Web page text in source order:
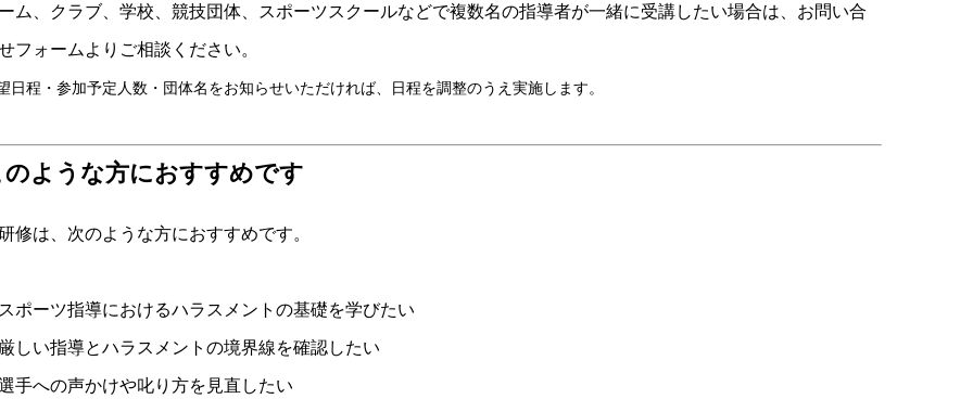
ム、クラブ、学校、競技団体、スポーツスクールなどで複数名の指導者が一緒に受講したい場合は、お問い合
フォームよりご相談ください。
日程・参加予定人数・団体名をお知らせいただければ、日程を調整のうえ実施します。
のような方におすすめです
修は、次のような方におすすめです。
スポーツ指導におけるハラスメントの基礎を学びたい
厳しい指導とハラスメントの境界線を確認したい
選手への声かけや叱り方を見直したい